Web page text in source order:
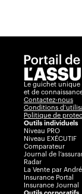
Le guichet
et de
Contactez-nous
Conditions
Politique de
Outils individuels
Niveau PRO
Niveau EXÉCUTIF
Comparateur
Journal de
Radar
La Vente par
Insurance Portal
Insurance Journal